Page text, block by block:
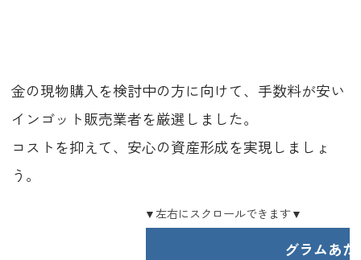
金の現物購入を検討中の方に向けて、手数料が安い
インゴット販売業者を厳選しました。
コストを抑えて、安心の資産形成を実現しましょ
う。
グラムあ